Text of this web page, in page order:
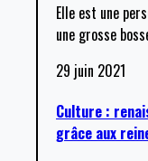
Elle est une
une grosse
29 juin 2021
Culture :
grâce aux